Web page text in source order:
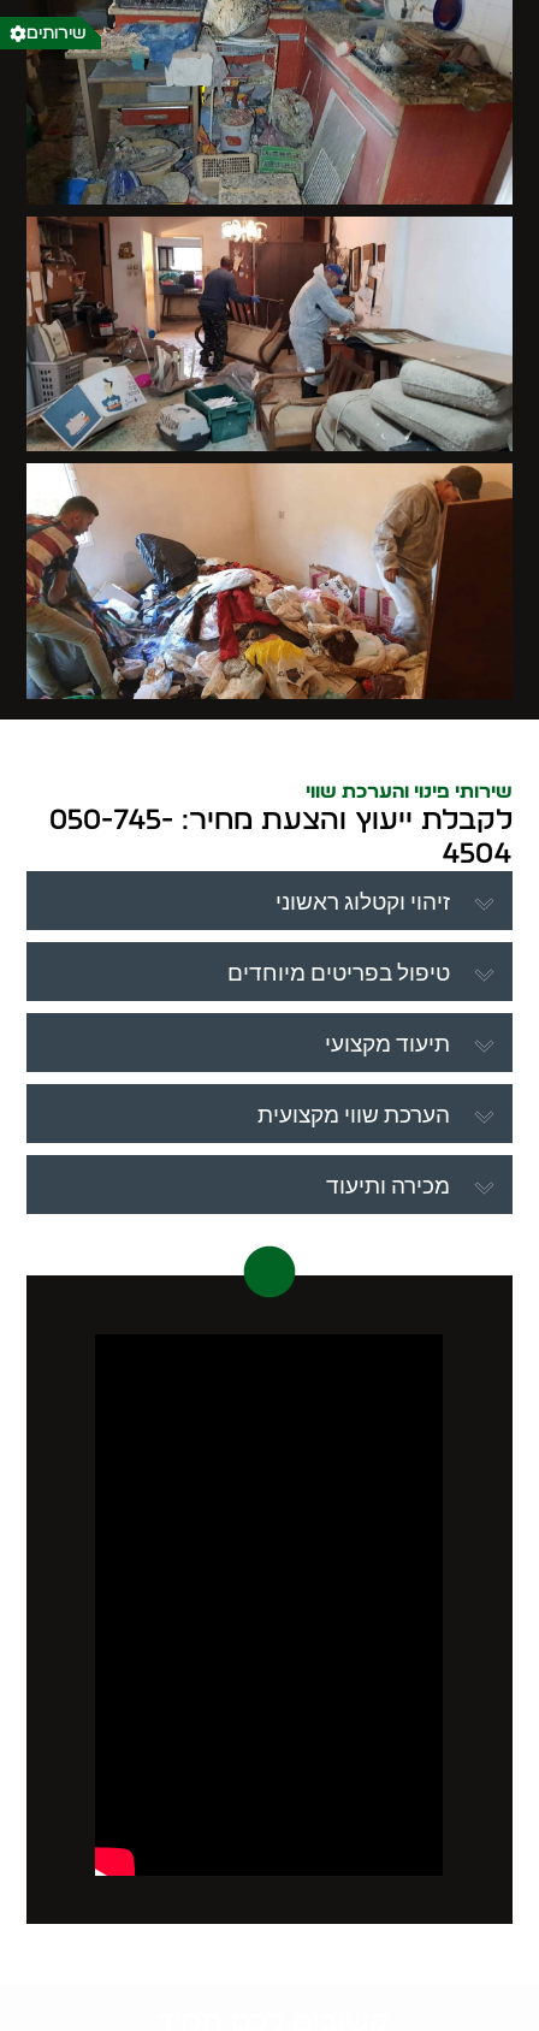
שירותי פינוי והערכת שווי
לקבלת ייעוץ והצעת מחיר: 050-745-
4504
זיהוי וקטלוג ראשוני
טיפול בפריטים מיוחדים
תיעוד מקצועי
הערכת שווי מקצועית
מכירה ותיעוד
שירותים